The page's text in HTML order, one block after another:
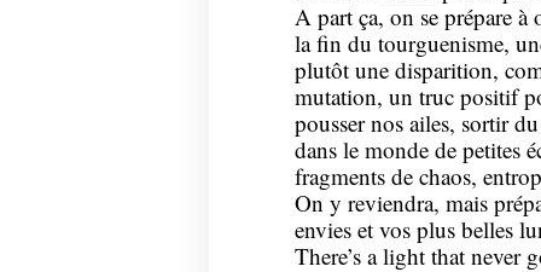
A part ça, on se prépare
la fin du tourguenisme,
plutôt une disparition,
mutation, un truc positif
pousser nos ailes, sortir
dans le monde de petites
fragments de chaos,
On y reviendra, mais
envies et vos plus belles
There’s a light that never